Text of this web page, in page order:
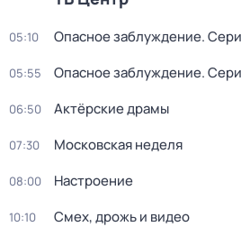
05:10 Опасное заблуждение.
05:55 Опасное заблуждение.
06:50 Актёрские драмы
07:30 Московская неделя
08:00 Настроение
10:10 Смех, дрожь и видео